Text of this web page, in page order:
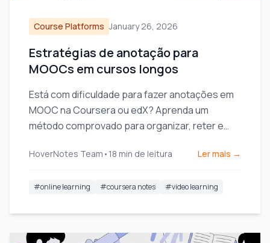
Course Platforms January 26, 2026
Estratégias de anotação para
MOOCs em cursos longos
Está com dificuldade para fazer anotações em
MOOC na Coursera ou edX? Aprenda um
método comprovado para organizar, reter e
se esgotar.
HoverNotes Team • 18 min de leitura Ler mais →
#online learning #coursera notes #video learning